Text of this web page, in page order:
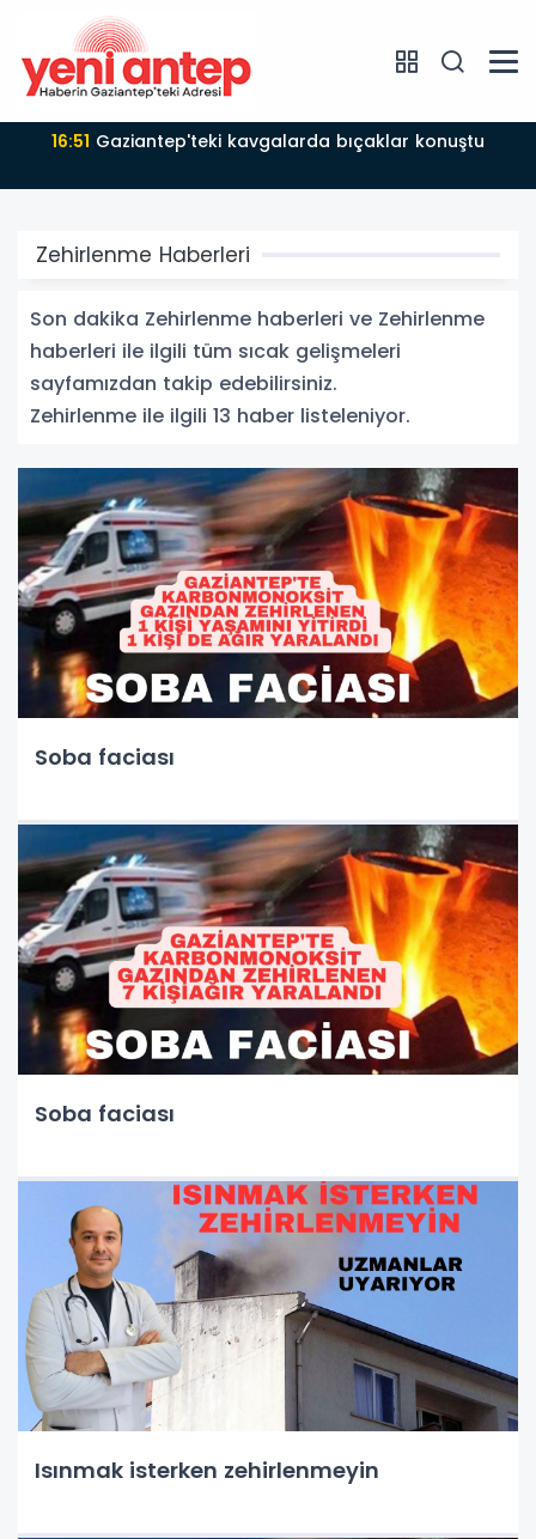
16:51 Gaziantep'teki kavgalarda bıçaklar konuştu
Zehirlenme Haberleri
Son dakika Zehirlenme haberleri ve Zehirlenme
haberleri ile ilgili tüm sıcak gelişmeleri
sayfamızdan takip edebilirsiniz.
Zehirlenme ile ilgili 13 haber listeleniyor.
Soba faciası
Soba faciası
Isınmak isterken zehirlenmeyin